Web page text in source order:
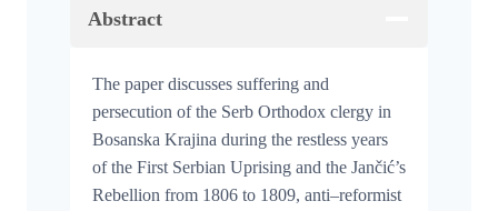
Abstract
The paper discusses suffering and
persecution of the Serb Orthodox clergy in
Bosanska Krajina during the restless years
of the First Serbian Uprising and the Jančić’s
Rebellion from 1806 to 1809, anti–reformist